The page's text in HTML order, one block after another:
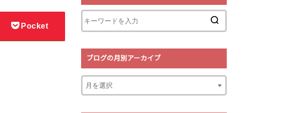
Pocket
ブログの月別アーカイブ